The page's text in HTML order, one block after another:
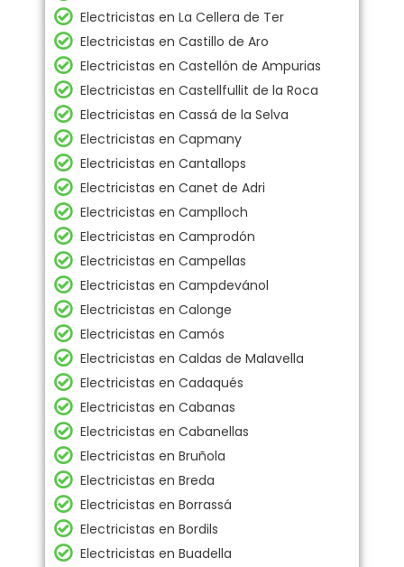
Electricistas en La Cellera de Ter
Electricistas en Castillo de Aro
Electricistas en Castellón de Ampurias
Electricistas en Castellfullit de la Roca
Electricistas en Cassá de la Selva
Electricistas en Capmany
Electricistas en Cantallops
Electricistas en Canet de Adri
Electricistas en Camplloch
Electricistas en Camprodón
Electricistas en Campellas
Electricistas en Campdevánol
Electricistas en Calonge
Electricistas en Camós
Electricistas en Caldas de Malavella
Electricistas en Cadaqués
Electricistas en Cabanas
Electricistas en Cabanellas
Electricistas en Bruñola
Electricistas en Breda
Electricistas en Borrassá
Electricistas en Bordils
Electricistas en Buadella